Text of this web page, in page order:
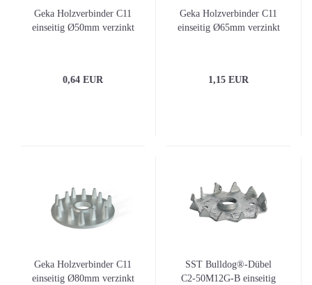
Geka Holzverbinder C11
einseitig Ø50mm verzinkt
0,64 EUR
Geka Holzverbinder C11
einseitig Ø65mm verzinkt
1,15 EUR
Geka Holzverbinder C11
einseitig Ø80mm verzinkt
SST Bulldog®-Dübel
C2-50M12G-B einseitig